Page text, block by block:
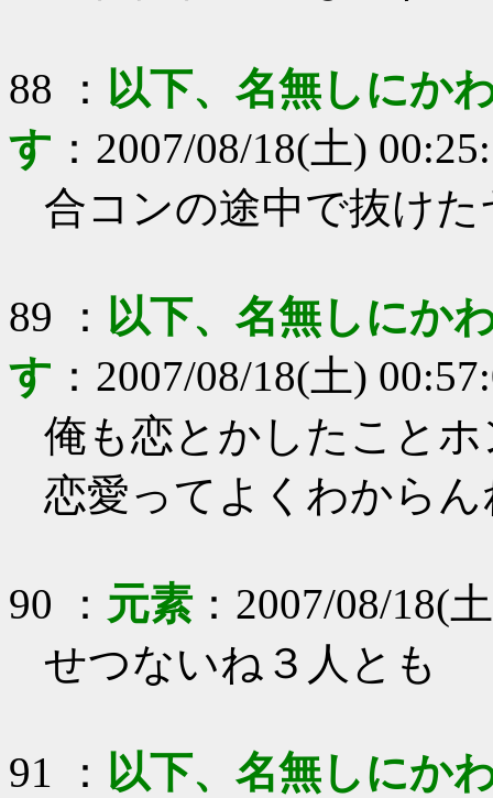
88 ： 以下、名無しにか
す ： 2007/08/18(土)
合コンの途中で抜け
89 ： 以下、名無しにか
す ： 2007/08/18(土)
俺も恋とかしたこと
恋愛ってよくわからん
90 ： 元素： 2007/08/18(
せつないね３人とも
91 ： 以下、名無しにか